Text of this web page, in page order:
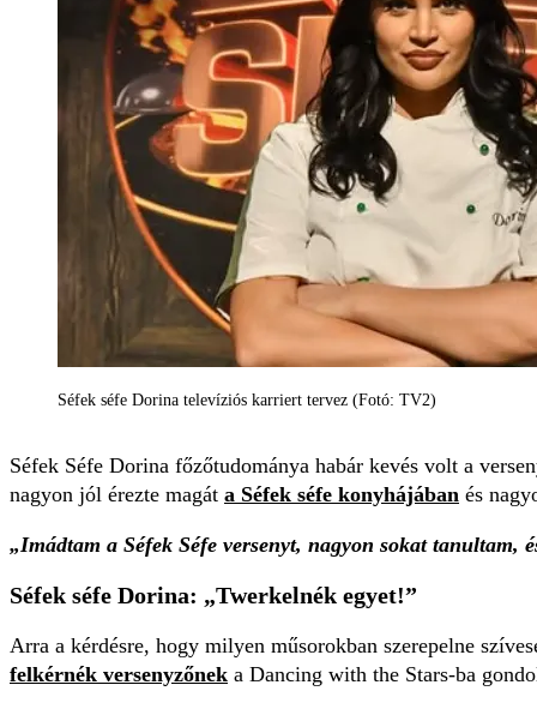
Séfek séfe Dorina televíziós karriert tervez (Fotó: TV2)
Séfek Séfe Dorina főzőtudománya habár kevés volt a
nagyon jól érezte magát a Séfek séfe konyhájában és
„Imádtam a Séfek Séfe versenyt, nagyon sokat tanultam,
Séfek séfe Dorina: „Twerkelnék egyet!”
Arra a kérdésre, hogy milyen műsorokban szerepelne
felkérnék versenyzőnek a Dancing with the Stars-ba